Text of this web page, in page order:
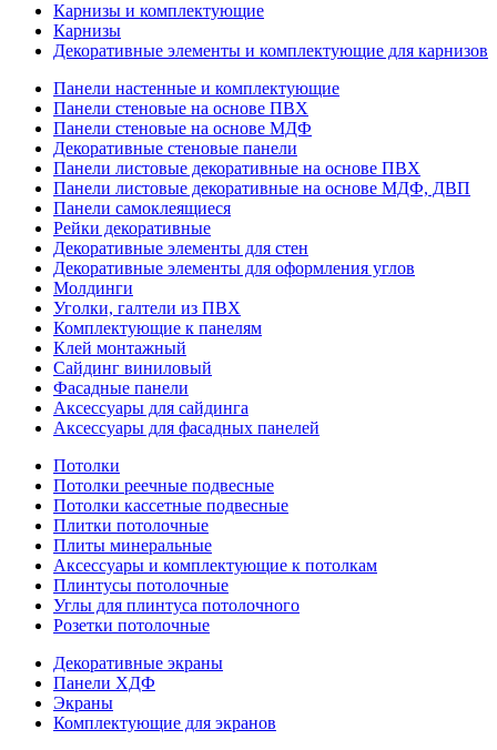
Карнизы и комплектующие
Карнизы
Декоративные элементы и комплектующие для карнизов
Панели настенные и комплектующие
Панели стеновые на основе ПВХ
Панели стеновые на основе МДФ
Декоративные стеновые панели
Панели листовые декоративные на основе ПВХ
Панели листовые декоративные на основе МДФ, ДВП
Панели самоклеящиеся
Рейки декоративные
Декоративные элементы для стен
Декоративные элементы для оформления углов
Молдинги
Уголки, галтели из ПВХ
Комплектующие к панелям
Клей монтажный
Сайдинг виниловый
Фасадные панели
Аксессуары для сайдинга
Аксессуары для фасадных панелей
Потолки
Потолки реечные подвесные
Потолки кассетные подвесные
Плитки потолочные
Плиты минеральные
Аксессуары и комплектующие к потолкам
Плинтусы потолочные
Углы для плинтуса потолочного
Розетки потолочные
Декоративные экраны
Панели ХДФ
Экраны
Комплектующие для экранов